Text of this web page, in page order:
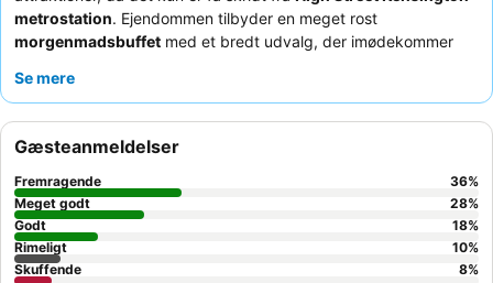
metrostation. Ejendommen tilbyder en meget rost
morgenmadsbuffet med et bredt udvalg, der imødekommer
imødekommende og hjælpsomme personale
med udsigt til haven.
Se mere
Gæsteanmeldelser
Fremragende 36%
Meget godt
28%
Godt
18%
Rimeligt
10%
Skuffende
8%